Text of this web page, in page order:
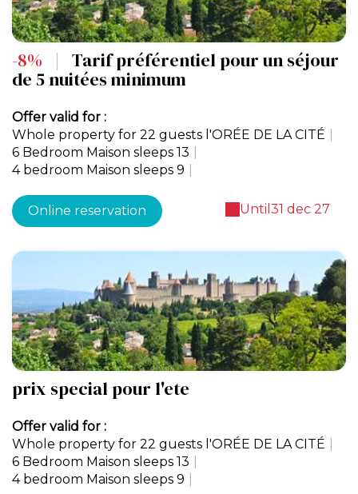
-8% | Tarif préférentiel pour un séjour
de 5 nuitées minimum
Offer valid for :
Whole property for 22 guests l'ORÉE DE LA CITÉ
6 Bedroom Maison sleeps 13
4 bedroom Maison sleeps 9
Online reservation Until 31 dec 27
prix special pour l'ete
Offer valid for :
Whole property for 22 guests l'ORÉE DE LA CITÉ
6 Bedroom Maison sleeps 13
4 bedroom Maison sleeps 9